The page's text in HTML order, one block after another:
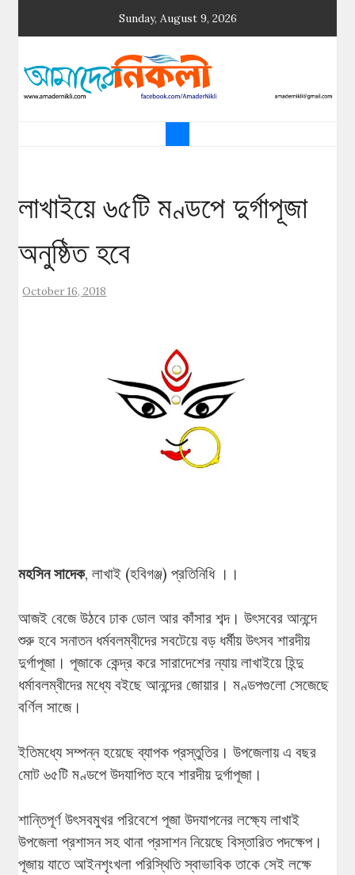
to
Sunday, August 9, 2026
আমাদের নিকলী
লাখাইয়ে ৬৫টি মণ্ডপে দুর্গাপূজা
অনুষ্ঠিত হবে
October 16, 2018
মহসিন সাদেক, লাখাই (হবিগঞ্জ) প্রতিনিধি ।।
আজই বেজে উঠবে ঢাক ডোল আর কাঁসার শব্দ। উৎসবের আনন্দে
শুরু হবে সনাতন ধর্মবলম্বীদের সবটেয়ে বড় ধর্মীয় উৎসব শারদীয়
দুর্গাপূজা। পূজাকে কেন্দ্র করে সারাদেশের ন্যায় লাখাইয়ে হিন্দু
ধর্মাবলম্বীদের মধ্যে বইছে আনন্দের জোয়ার। মণ্ডপগুলো সেজেছে
বর্ণিল সাজে।
ইতিমধ্যে সম্পন্ন হয়েছে ব্যাপক প্রস্তুতির। উপজেলায় এ বছর
মোট ৬৫টি মণ্ডপে উদযাপিত হবে শারদীয় দুর্গাপূজা।
শান্তিপূর্ণ উৎসবমুখর পরিবেশে পূজা উদযাপনের লক্ষ্যে লাখাই
উপজেলা প্রশাসন সহ থানা প্রসাশন নিয়েছে বিস্তারিত পদক্ষেপ।
পূজায় যাতে আইনশৃংখলা পরিস্থিতি স্বাভাবিক তাকে সেই লক্ষে